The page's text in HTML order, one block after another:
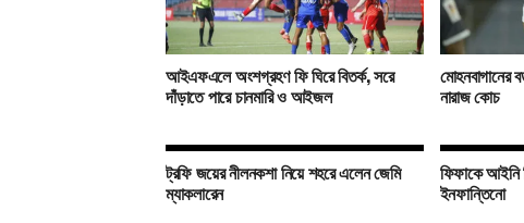
আইএফএলে অংশগ্রহণ ফি ঘিরে বিতর্ক, সরে
দাঁড়াতে পারে চানমারি ও আইজল
মোহনবাগানের
নারাজ কোচ
ট্রফি জয়ের নীলনকশা নিয়ে শহরে এলেন জেমি
ম্যাকলারেন
ফিফাকে আইনি
ইনফান্তিনো